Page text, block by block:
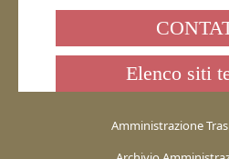
Elenco siti
Amministrazione